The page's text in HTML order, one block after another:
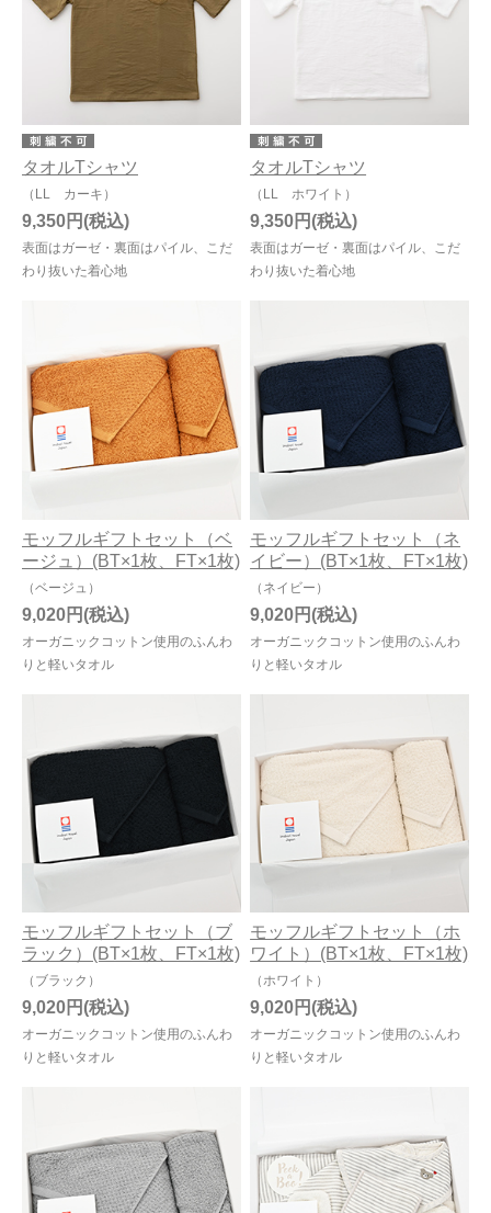
タオルTシャツ
（LL カーキ）
表面はガーゼ・裏面はパイル、こだ
わり抜いた着心地
9,350円
タオルTシャツ
（LL ホワイト）
表面はガーゼ・裏面はパイル、こだ
わり抜いた着心地
9,350円
モッフルギフトセット（ベ
ージュ）(BT×1枚、FT×1枚)
（ベージュ）
オーガニックコットン使用のふんわ
りと軽いタオル
9,020円
モッフルギフトセット（ネ
イビー）(BT×1枚、FT×1枚)
（ネイビー）
オーガニックコットン使用のふんわ
りと軽いタオル
9,020円
モッフルギフトセット（ブ
ラック）(BT×1枚、FT×1枚)
（ブラック）
オーガニックコットン使用のふんわ
りと軽いタオル
9,020円
モッフルギフトセット（ホ
ワイト）(BT×1枚、FT×1枚)
（ホワイト）
オーガニックコットン使用のふんわ
りと軽いタオル
9,020円